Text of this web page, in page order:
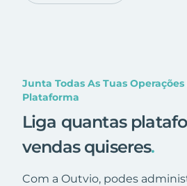
Junta Todas As Tuas
Plataforma
Liga quantas
vendas quiseres.
Com a Outvio, podes